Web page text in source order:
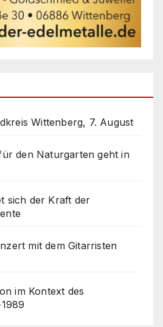
Wittenberg, 7. August
den Naturgarten geht in
sich der Kraft der
mit dem Gitarristen
im Kontext des